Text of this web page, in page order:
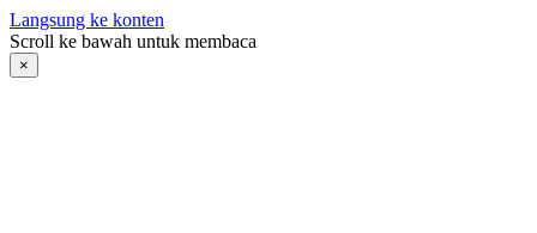
Langsung ke konten
Scroll ke bawah untuk membaca
×